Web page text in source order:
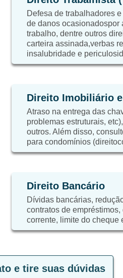
Defesa de trabalhadores
de danos ocasionadospor
trabalho, dentre outros
carteira assinada,verbas
insalubridade e
Direito Imobiliário
Atraso na entrega das
problemas estruturais,
outros. Além disso,
para condomínios
Direito Bancário
Dívidas bancárias,
contratos de
corrente, limite do cheque
e tire suas dúvidas